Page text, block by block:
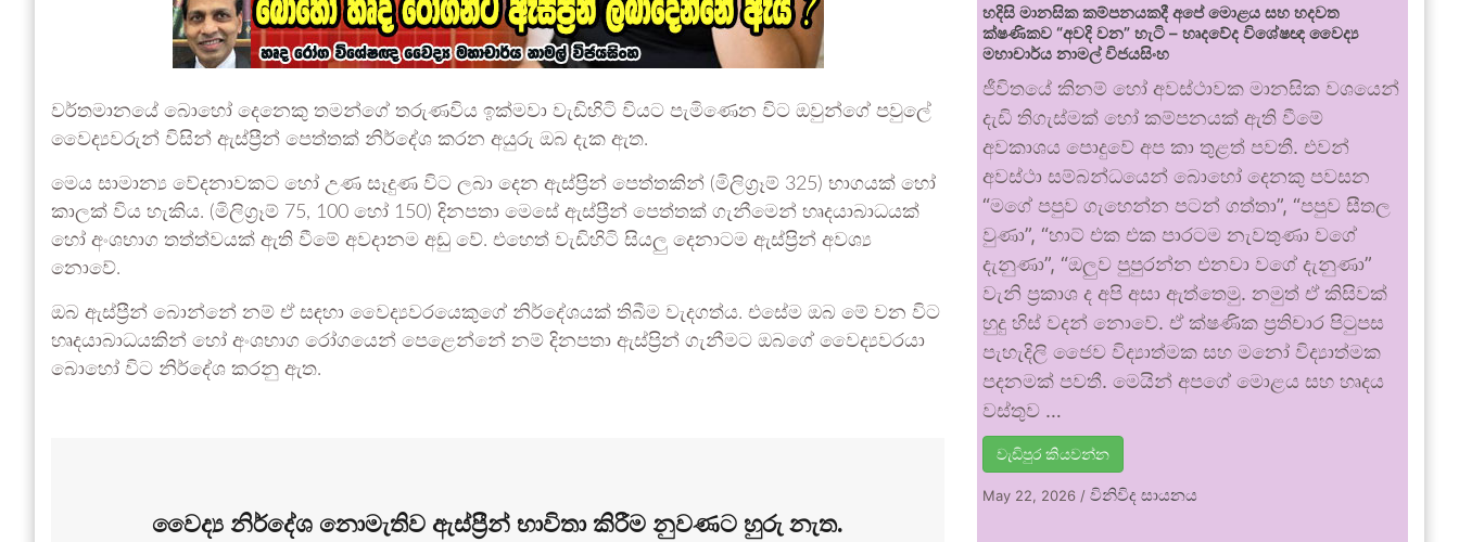
වර්තමානයේ බොහෝ දෙනෙකු තමන්ගේ තරුණවිය ඉක්මවා වැඩිහිටි වියට පැමිණෙන විට ඔවුන්ගේ පවුලේ
වෛද්‍යවරුන් විසින් ඇස්ප්‍රීන් පෙත්තක් නිර්දේශ කරන අයුරු ඔබ දැක ඇත.
මෙය සාමාන්‍ය වේදනාවකට හෝ උණ සෑදුණ විට ලබා දෙන ඇස්ප්‍රින් පෙත්තකින් (මිලිග්‍රෑම් 325) භාගයක් හෝ
කාලක් විය හැකිය. (මිලිග්‍රෑම් 75, 100 හෝ 150) දිනපතා මෙසේ ඇස්ප්‍රීන් පෙත්තක් ගැනීමෙන් හෘදයාබාධයක්
හෝ අංශභාග තත්ත්වයක් ඇති වීමේ අවදානම අඩු වේ. එහෙත් වැඩිහිටි සියලු දෙනාටම ඇස්ප්‍රින් අවශ්‍ය
නොවේ.
ඔබ ඇස්ප්‍රීන් බොන්නේ නම් ඒ සඳහා වෛද්‍යවරයෙකුගේ නිර්දේශයක් තිබීම වැදගත්ය. එසේම ඔබ මේ වන විට
හෘදයාබාධයකින් හෝ අංශභාග රෝගයෙන් පෙළෙන්නේ නම් දිනපතා ඇස්ප්‍රින් ගැනීමට ඔබගේ වෛද්‍යවරයා
බොහෝ විට නිර්දේශ කරනු ඇත.
වෛද්‍ය නිර්දේශ නොමැතිව ඇස්ප්‍රීන් භාවිතා කිරීම නුවණට හුරු නැත.
හදිසි මානසික කම්පනයකදී අපේ මොළය සහ හදවත
ක්ෂණිකව “අවදි වන” හැටි – හෘදවේද විශේෂඥ වෛද්‍ය
මහාචාර්ය නාමල් විජයසිංහ
ජීවිතයේ කිනම් හෝ අවස්ථාවක මානසික වශයෙන්
දැඩි තිගැස්මක් හෝ කම්පනයක් ඇති වීමේ
අවකාශය පොදුවේ අප කා තුළත් පවතී. එවන්
අවස්ථා සම්බන්ධයෙන් බොහෝ දෙනකු පවසන
“මගේ පපුව ගැහෙන්න පටන් ගත්තා”, “පපුව සීතල
වුණා”, “හාට් එක එක පාරටම නැවතුණා වගේ
දැනුණා”, “ඔලුව පුපුරන්න එනවා වගේ දැනුණා”
වැනි ප්‍රකාශ ද අපි අසා ඇත්තෙමු. නමුත් ඒ කිසිවක්
හුදු හිස් වදන් නොවේ. ඒ ක්ෂණික ප්‍රතිචාර පිටුපස
පැහැදිලි ජෛව විද්‍යාත්මක සහ මනෝ විද්‍යාත්මක
පදනමක් පවතී. මෙයින් අපගේ මොළය සහ හෘදය
වස්තුව …
වැඩිපුර කියවන්න
May 22, 2026 /විනිවිද සායනය